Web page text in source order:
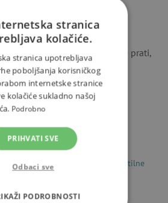
otisnuta mat poliesterska
koja svjetli u mraku i 100%
punjenje. Slikovnicu nemojte prati,
krpom.
Knjige
Dječje knjige
djecu
Potrepštine za bebe
Tekstilne
Igračke i oprema za bebe
stranica
kolačiće.
stranica upotrebljava
poboljšanja korisničkog
internetske stranice
kolačiće sukladno našoj
Podrobno
PRIHVATI SVE
Odbaci sve
PODROBNOSTI